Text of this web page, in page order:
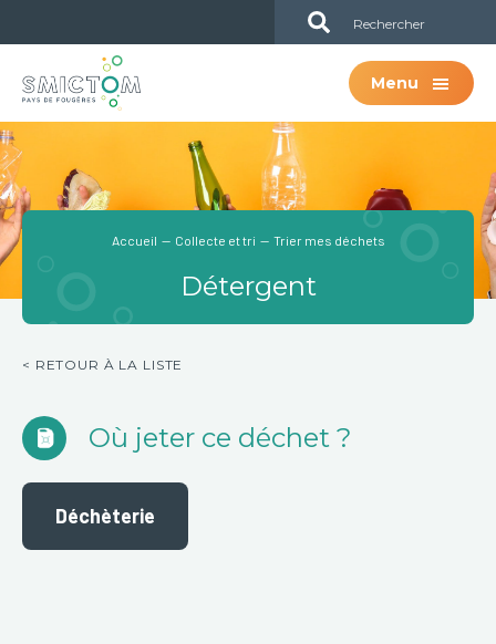
au
contenu
principal
à
barre
latérale
principale
Sub
Header
Menu
Détergent
Accueil — Collecte et tri — Trier mes déchets
< RETOUR À LA LISTE
Où jeter ce déchet ?
Déchèterie